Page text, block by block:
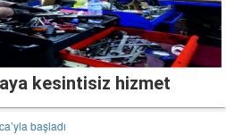
kesintisiz hizmet